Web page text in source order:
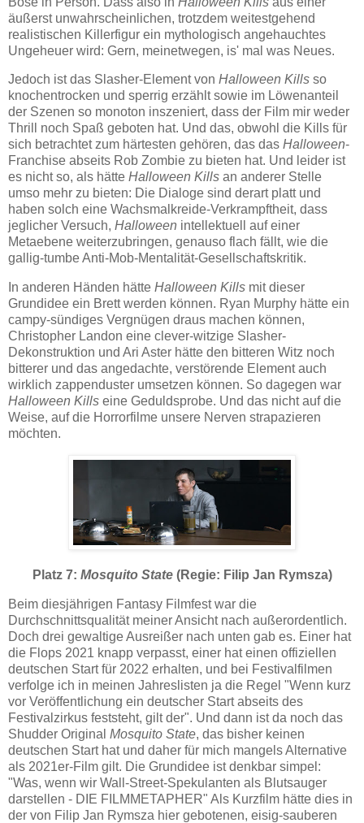
äußerst unwahrscheinlichen, trotzdem weitestgehend
realistischen Killerfigur ein mythologisch angehauchtes
Ungeheuer wird: Gern, meinetwegen, is' mal was Neues.
Jedoch ist das Slasher-Element von Halloween Kills so
knochentrocken und sperrig erzählt sowie im Löwenanteil
der Szenen so monoton inszeniert, dass der Film mir weder
Thrill noch Spaß geboten hat. Und das, obwohl die Kills für
sich betrachtet zum härtesten gehören, das das Halloween-
Franchise abseits Rob Zombie zu bieten hat. Und leider ist
es nicht so, als hätte Halloween Kills an anderer Stelle
umso mehr zu bieten: Die Dialoge sind derart platt und
haben solch eine Wachsmalkreide-Verkrampftheit, dass
jeglicher Versuch, Halloween intellektuell auf einer
Metaebene weiterzubringen, genauso flach fällt, wie die
gallig-tumbe Anti-Mob-Mentalität-Gesellschaftskritik.
In anderen Händen hätte Halloween Kills mit dieser
Grundidee ein Brett werden können. Ryan Murphy hätte ein
campy-sündiges Vergnügen draus machen können,
Christopher Landon eine clever-witzige Slasher-
Dekonstruktion und Ari Aster hätte den bitteren Witz noch
bitterer und das angedachte, verstörende Element auch
wirklich zappenduster umsetzen können. So dagegen war
Halloween Kills eine Geduldsprobe. Und das nicht auf die
Weise, auf die Horrorfilme unsere Nerven strapazieren
möchten.
Platz 7: Mosquito State(Regie: Filip Jan Rymsza)
Beim diesjährigen Fantasy Filmfest war die
Durchschnittsqualität meiner Ansicht nach außerordentlich.
Doch drei gewaltige Ausreißer nach unten gab es. Einer hat
die Flops 2021 knapp verpasst, einer hat einen offiziellen
deutschen Start für 2022 erhalten, und bei Festivalfilmen
verfolge ich in meinen Jahreslisten ja die Regel "Wenn kurz
vor Veröffentlichung ein deutscher Start abseits des
Festivalzirkus feststeht, gilt der". Und dann ist da noch das
Shudder Original Mosquito State, das bisher keinen
deutschen Start hat und daher für mich mangels Alternative
als 2021er-Film gilt. Die Grundidee ist denkbar simpel:
"Was, wenn wir Wall-Street-Spekulanten als Blutsauger
darstellen - DIE FILMMETAPHER" Als Kurzfilm hätte dies in
der von Filip Jan Rymsza hier gebotenen, eisig-sauberen